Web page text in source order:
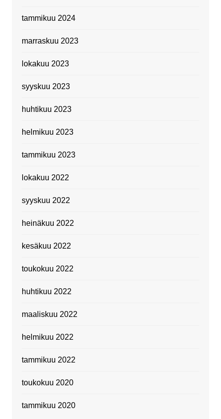
tammikuu 2024
marraskuu 2023
lokakuu 2023
syyskuu 2023
huhtikuu 2023
helmikuu 2023
tammikuu 2023
lokakuu 2022
syyskuu 2022
heinäkuu 2022
kesäkuu 2022
toukokuu 2022
huhtikuu 2022
maaliskuu 2022
helmikuu 2022
tammikuu 2022
toukokuu 2020
tammikuu 2020